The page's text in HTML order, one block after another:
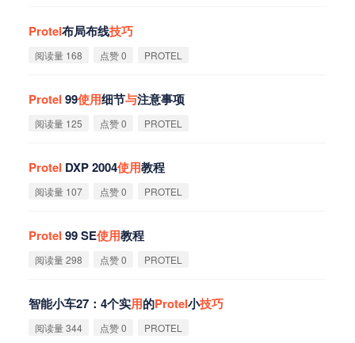
Protel布局布线技巧
阅读量 168 点赞 0 PROTEL
Protel 99使用细节与注意事项
阅读量 125 点赞 0 PROTEL
Protel DXP 2004使用教程
阅读量 107 点赞 0 PROTEL
Protel 99 SE使用教程
阅读量 298 点赞 0 PROTEL
智能小车27：4个实用的Protel小技巧
阅读量 344 点赞 0 PROTEL